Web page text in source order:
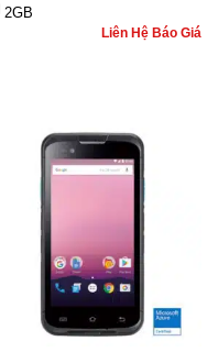
2GB
Liên Hệ Báo Giá